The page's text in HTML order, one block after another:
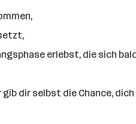
erlebst, die sich
dir selbst die Chance,